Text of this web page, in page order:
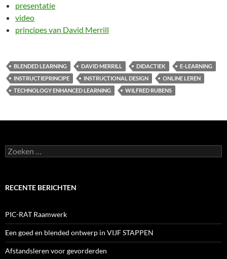
presentatie
video
principes van David Merrill
BLENDED LEARNING DAVID MERRILL DIDACTIEK
E-LEARNING
INSTRUCTIEPRINCIPE
INSTRUCTIONAL DESIGN
ONLINE LEREN
TECHNOLOGY ENHANCED LEARNING
WILFRED RUBENS
Zoeken
naar:
RECENTE BERICHTEN
PIC-RAT Raamwerk
Een goed en blended ontwerp in VIJF STAPPEN
Afstandsleren voor gevorderden